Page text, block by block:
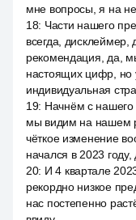
мне вопросы, я на
18: Части нашего
всегда, дисклеймер,
рекомендация, да,
настоящих цифр, но
индивидуальная
19: Начнём с нашего
мы видим на нашем
чёткое изменение
начался в 2023
20: И 4 квартале
рекордно низкое
нас постепенно